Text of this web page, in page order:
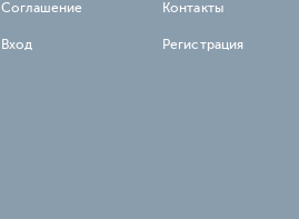
Соглашение Контакты
Вход Регистрация